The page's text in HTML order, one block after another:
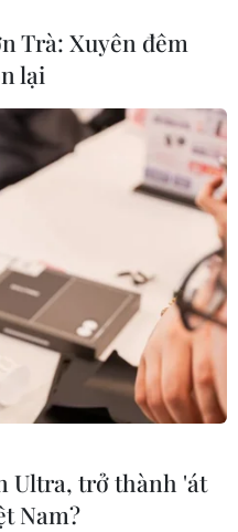
#phụ huynh
Trà: Xuyên đêm
lại
Ultra, trở thành 'át
Nam?